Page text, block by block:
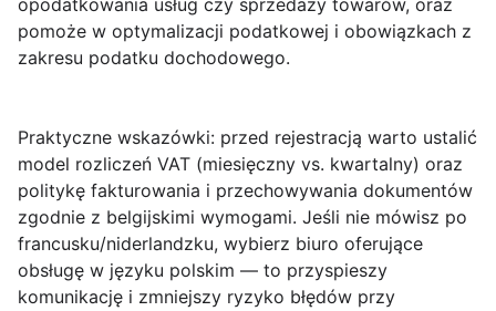
opodatkowania usług czy sprzedaży towarów, oraz
pomoże w optymalizacji podatkowej i obowiązkach z
zakresu podatku dochodowego.
Praktyczne wskazówki: przed rejestracją warto ustalić
model rozliczeń VAT (miesięczny vs. kwartalny) oraz
politykę fakturowania i przechowywania dokumentów
zgodnie z belgijskimi wymogami. Jeśli nie mówisz po
francusku/niderlandzku, wybierz biuro oferujące
obsługę w języku polskim — to przyspieszy
komunikację i zmniejszy ryzyko błędów przy